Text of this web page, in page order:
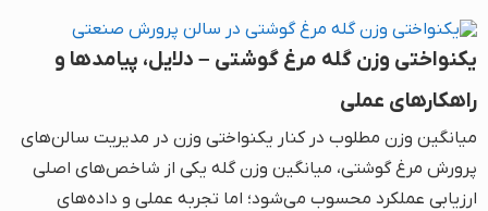
یکنواختی وزن گله مرغ گوشتی – دلایل، پیامدها و
راهکارهای عملی
میانگین وزن مطلوب در کنار یکنواختی وزن در مدیریت سالن‌های
پرورش مرغ گوشتی، میانگین وزن گله یکی از شاخص‌های اصلی
ارزیابی عملکرد محسوب می‌شود؛ اما تجربه عملی و داده‌های